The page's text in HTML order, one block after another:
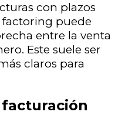
con plazos
factoring puede
entre la venta
Este suele ser
claros para
facturación